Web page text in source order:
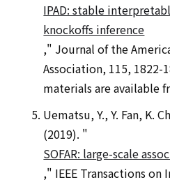
IPAD: stable
knockoffs inference
," Journal of the
Association, 115,
materials are available
Uematsu, Y., Y. Fan, K.
(2019). "
SOFAR: large-scale
," IEEE Transactions